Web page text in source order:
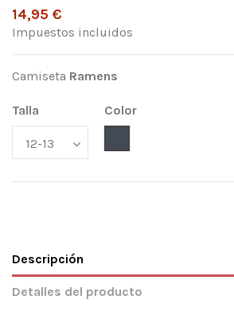
14,95 €
Impuestos incluidos
Camiseta Ramens
Talla
Color
Descripción
Detalles del producto